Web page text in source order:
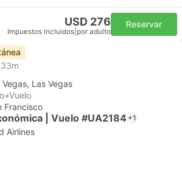
USD 276
Impuestos incluidos por adulto
Reservar
Las Vegas
Francisco
| Vuelo #UA2184 +1
Airlines